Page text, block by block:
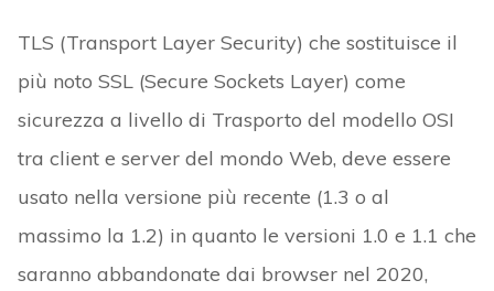
TLS (Transport Layer Security) che sostituisce il
più noto SSL (Secure Sockets Layer) come
sicurezza a livello di Trasporto del modello OSI
tra client e server del mondo Web, deve essere
usato nella versione più recente (1.3 o al
massimo la 1.2) in quanto le versioni 1.0 e 1.1 che
saranno abbandonate dai browser nel 2020,